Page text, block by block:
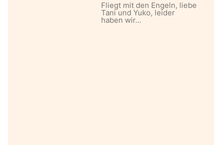
Fliegt mit den Engeln, liebe
Tani und Yuko, leider
haben wir…